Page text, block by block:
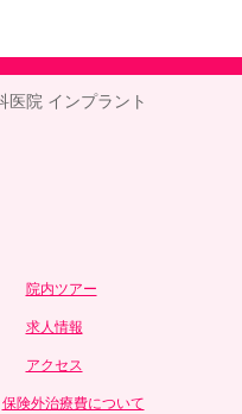
医院 インプラント
院内ツアー
求人情報
アクセス
保険外治療費について